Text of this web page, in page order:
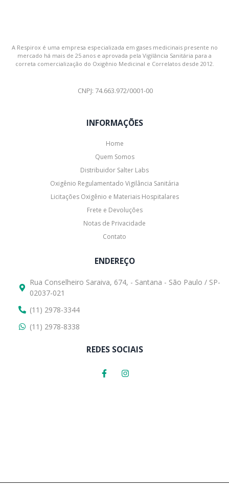
A Respirox é uma empresa especializada em gases medicinais presente no
mercado há mais de 25 anos e aprovada pela Vigilância Sanitária para a
correta comercialização do Oxigênio Medicinal e Correlatos desde 2012.
CNPJ: 74.663.972/0001-00
INFORMAÇÕES
Home
Quem Somos
Distribuidor Salter Labs
Oxigênio Regulamentado Vigilância Sanitária
Licitações Oxigênio e Materiais Hospitalares
Frete e Devoluções
Notas de Privacidade
Contato
ENDEREÇO
Rua Conselheiro Saraiva, 674, - Santana - São Paulo / SP-
02037-021
(11) 2978-3344
(11) 2978-8338
REDES SOCIAIS